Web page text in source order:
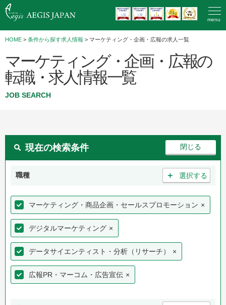
menu
HOME > 条件から探す求人情報 > マーケティング・企画・広報の求人一覧
マーケティング・企画・広報の
転職・求人情報一覧
JOB SEARCH
現在の検索条件
職種 ＋ 選択する
マーケティング・商品企画・セールスプロモーション ×
デジタルマーケティング ×
データサイエンティスト・分析（リサーチ） ×
広報PR・マーコム・広告宣伝 ×